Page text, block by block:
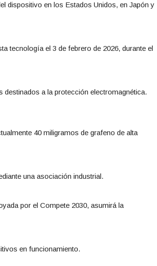
dispositivo en los Estados Unidos, en Japón y
tecnología el 3 de febrero de 2026, durante el
destinados a la protección electromagnética.
40 miligramos de grafeno de alta
una asociación industrial.
por el Compete 2030, asumirá la
en funcionamiento.